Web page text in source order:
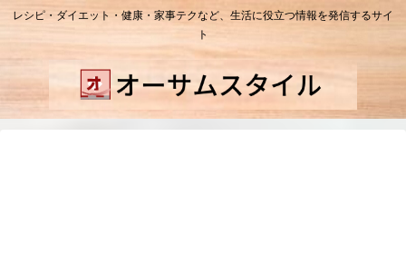
レシピ・ダイエット・健康・家事テクなど、生活に役立つ情報を発信するサイ
ト